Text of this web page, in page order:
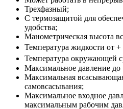
Трехфазный;
С термозащитой для
удобства;
Манометрическая высота
Температура жидкости от
Температура окружающей
Максимальное давление до
Максимальная
самовсасывания;
Максимальное входное
максимальным рабочим